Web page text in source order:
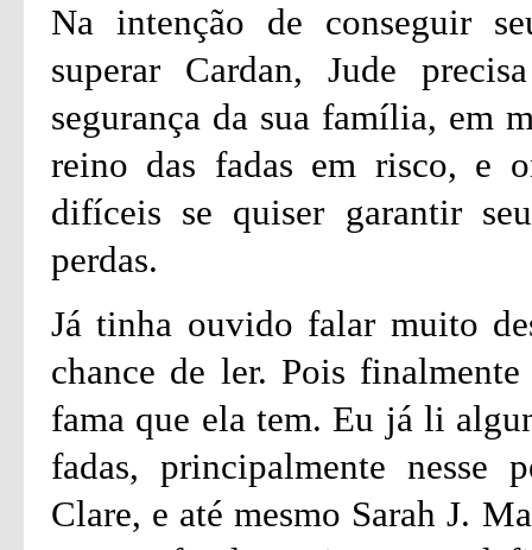
Na intenção de conseguir
superar Cardan, Jude
segurança da sua família, em
reino das fadas em risco, e
difíceis se quiser garantir
perdas.
Já tinha ouvido falar muito
chance de ler. Pois
fama que ela tem. Eu já li
fadas, principalmente nesse
Clare, e até mesmo Sarah J.